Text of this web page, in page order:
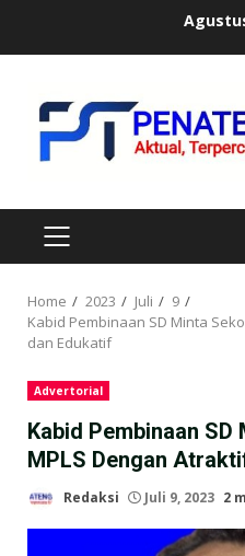
PRIMARY
MENU
Home 2023 Juli
9
Kabid Pembinaan SD Minta
dan Edukatif
Advertorial
Kabid Pembinaan SD
MPLS Dengan
Redaksi Juli 9, 2023 2